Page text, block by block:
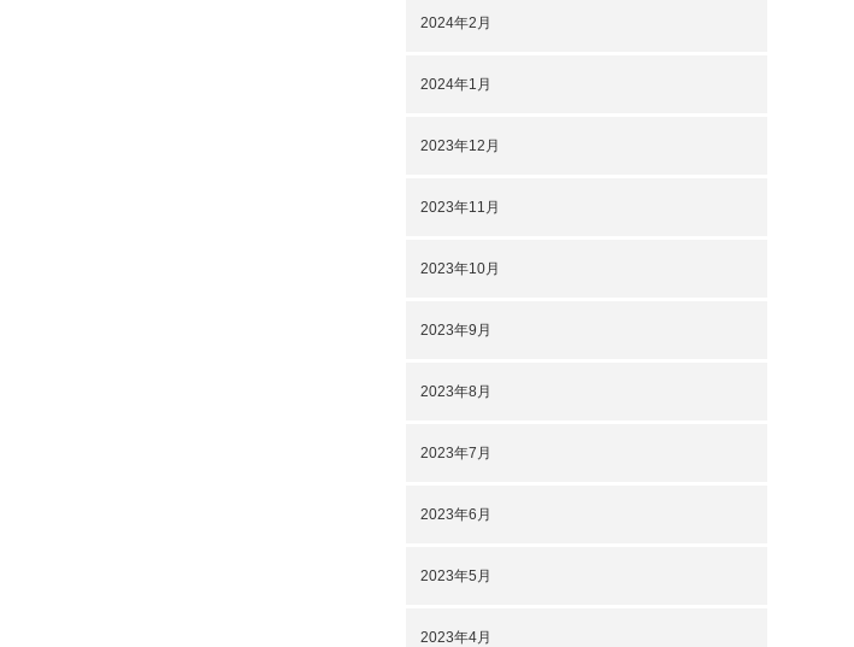
2024年2月
2024年1月
2023年12月
2023年11月
2023年10月
2023年9月
2023年8月
2023年7月
2023年6月
2023年5月
2023年4月